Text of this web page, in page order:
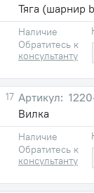
Тяга (шарнир
Наличие
Обратитесь к
консультанту
17
Вилка
Наличие
Обратитесь к
консультанту